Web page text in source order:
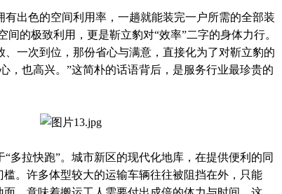
有出色的空间利用率，一趟就能装完一户所需的全部装
的极致利用，更是靳立豹对“效率”二字的身体力行。
、一次到位，那份省心与满意，直接化为了对靳立豹的
，也高兴。”这简朴的话语背后，是服务行业最珍贵的
多拉快跑”。城市新区的现代化地库，在提供便利的同
槛。许多体型较大的运输车辆往往被阻挡在外，只能